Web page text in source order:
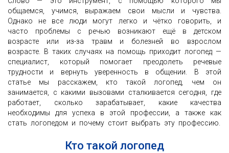
общаемся, учимся, выражаем свои мысли и чувства.
Однако не все люди могут легко и чётко говорить, и
часто проблемы с речью возникают ещё в детском
возрасте или из-за травм и болезней во взрослом
возрасте. В таких случаях на помощь приходит логопед —
специалист, который помогает преодолеть речевые
трудности и вернуть уверенность в общении. В этой
статье мы расскажем, кто такой логопед, чем он
занимается, с какими вызовами сталкивается сегодня, где
работает, сколько зарабатывает, какие качества
необходимы для успеха в этой профессии, а также как
стать логопедом и почему стоит выбрать эту профессию.
Кто такой логопед